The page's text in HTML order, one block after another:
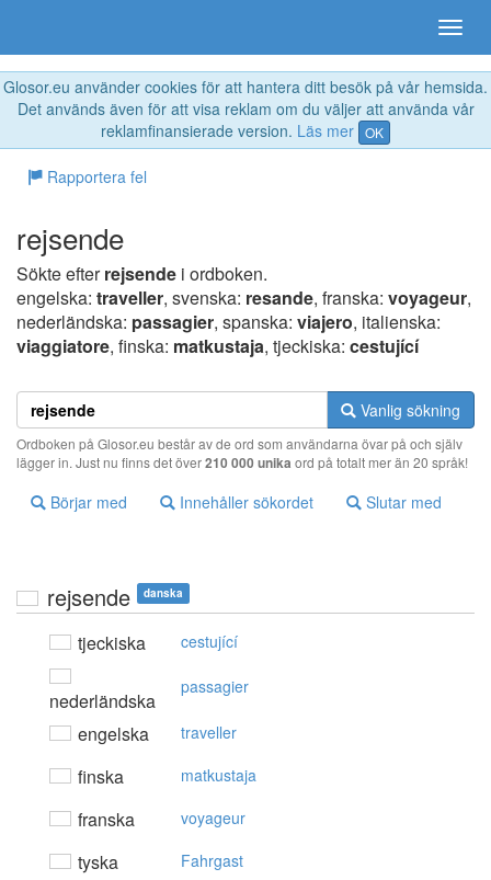
Glosor.eu använder cookies för att hantera ditt besök på vår hemsida.
Det används även för att visa reklam om du väljer att använda vår
reklamfinansierade version. Läs mer OK
Rapportera fel
rejsende
Sökte efterrejsende i ordboken.
engelska: traveller, svenska: resande, franska: voyageur,
nederländska: passagier, spanska: viajero, italienska:
viaggiatore, finska: matkustaja, tjeckiska: cestující
Vanlig sökning
Ordboken på Glosor.eu består av de ord som användarna övar på och själv
lägger in. Just nu finns det över210 000 unika ord på totalt mer än 20 språk!
Börjar med Innehåller sökordet Slutar med
rejsende danska
tjeckiska cestující
nederländska
passagier
engelska traveller
finska matkustaja
franska voyageur
tyska Fahrgast